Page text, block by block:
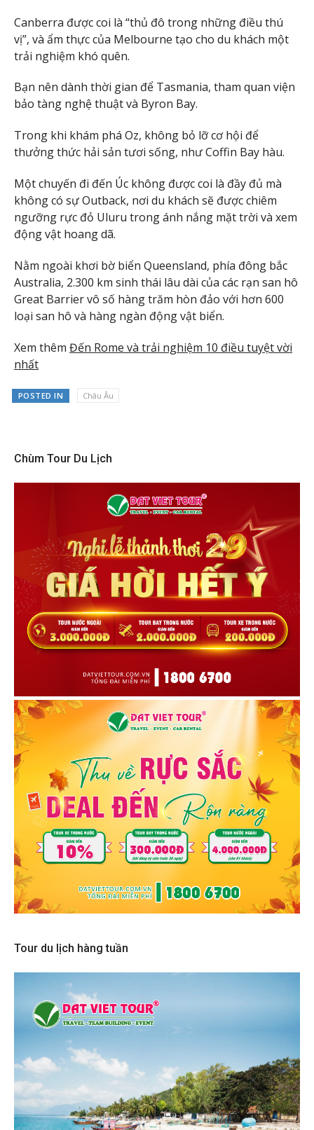
Canberra được coi là “thủ đô trong những điều thú
vị”, và ẩm thực của Melbourne tạo cho du khách một
trải nghiệm khó quên.
Bạn nên dành thời gian để Tasmania, tham quan viện
bảo tàng nghệ thuật và Byron Bay.
Trong khi khám phá Oz, không bỏ lỡ cơ hội để
thưởng thức hải sản tươi sống, như Coffin Bay hàu.
Một chuyến đi đến Úc không được coi là đầy đủ mà
không có sự Outback, nơi du khách sẽ được chiêm
ngưỡng rực đỏ Uluru trong ánh nắng mặt trời và xem
động vật hoang dã.
Nằm ngoài khơi bờ biển Queensland, phía đông bắc
Australia, 2.300 km sinh thái lâu dài của các rạn san hô
Great Barrier vô số hàng trăm hòn đảo với hơn 600
loại san hô và hàng ngàn động vật biển.
Xem thêm Đến Rome và trải nghiệm 10 điều tuyệt vời
nhất
POSTED IN Châu Âu
Chùm Tour Du Lịch
Tour du lịch hàng tuần